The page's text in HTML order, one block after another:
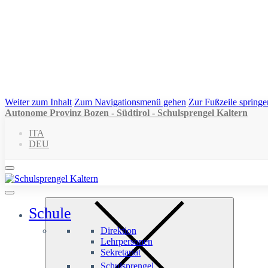
Weiter zum Inhalt Zum Navigationsmenü gehen Zur Fußzeile
Autonome Provinz Bozen - Südtirol - Schulsprengel Kaltern
ITA
DEU
Schule
Direktion
Lehrpersonen
Sekretariat
Schulsprengel